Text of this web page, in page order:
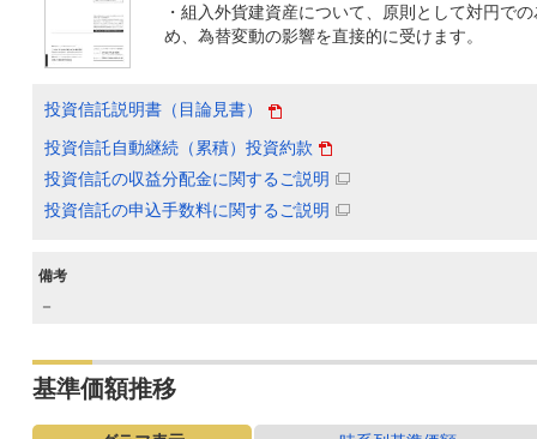
・組入外貨建資産について、原則として対円で
め、為替変動の影響を直接的に受けます。
投資信託説明書（目論見書）
投資信託自動継続（累積）投資約款
投資信託の収益分配金に関するご説明
投資信託の申込手数料に関するご説明
備考
－
基準価額推移